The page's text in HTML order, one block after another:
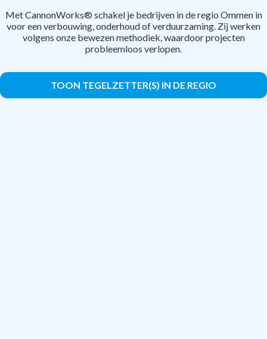
Met CannonWorks® schakel je bedrijven in de regio Ommen in
voor een verbouwing, onderhoud of verduurzaming. Zij werken
volgens onze bewezen methodiek, waardoor projecten
probleemloos verlopen.
TOON TEGELZETTER(S) IN DE REGIO